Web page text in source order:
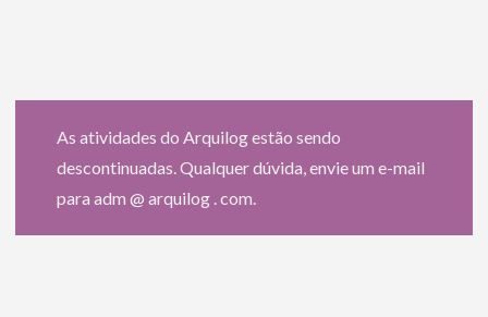
As atividades do Arquilog estão sendo
descontinuadas. Qualquer dúvida, envie um e-mail
para adm @ arquilog . com.